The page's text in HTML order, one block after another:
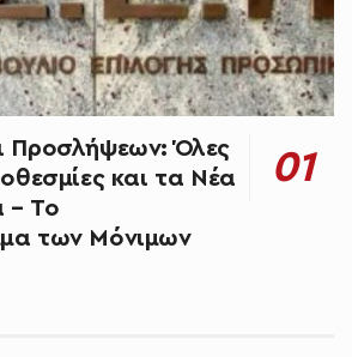
Προσλήψεων: Όλες
και τα Νέα
– Το
των Μόνιμων